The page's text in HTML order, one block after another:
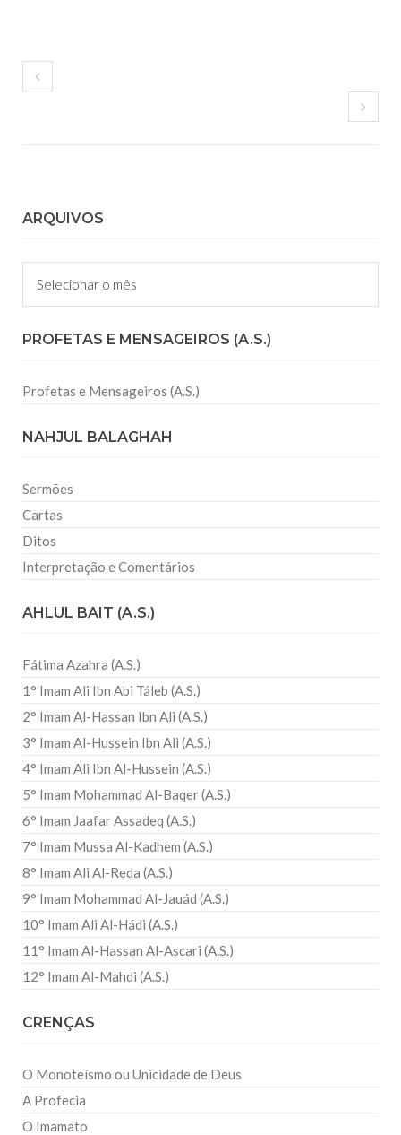
ARQUIVOS
Arquivos
PROFETAS E MENSAGEIROS (A.S.)
Profetas e Mensageiros (A.S.)
NAHJUL BALAGHAH
Sermões
Cartas
Ditos
Interpretação e Comentários
AHLUL BAIT (A.S.)
Fátima Azahra (A.S.)
1° Imam Ali Ibn Abi Táleb (A.S.)
2° Imam Al-Hassan Ibn Ali (A.S.)
3° Imam Al-Hussein Ibn Ali (A.S.)
4° Imam Ali Ibn Al-Hussein (A.S.)
5° Imam Mohammad Al-Baqer (A.S.)
6° Imam Jaafar Assadeq (A.S.)
7° Imam Mussa Al-Kadhem (A.S.)
8° Imam Ali Al-Reda (A.S.)
9° Imam Mohammad Al-Jauád (A.S.)
10° Imam Ali Al-Hádi (A.S.)
11° Imam Al-Hassan Al-Ascari (A.S.)
12° Imam Al-Mahdi (A.S.)
CRENÇAS
O Monoteísmo ou Unicidade de Deus
A Profecia
O Imamato